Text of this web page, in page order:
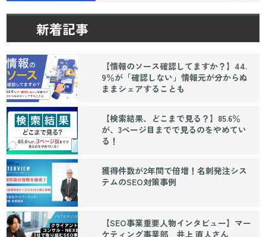
新着記事
【情報のソース確認してますか？】44.
9％が「確認しない」情報元が分からぬ
ままシェアすることも
【検索結果、どこまで見る？】85.6％
が、3ページ目までで見るのをやめてい
る！
獲得件数が2年間で倍増！名刺発注シス
テムのSEO対策事例
【SEO事業重要人物インタビュー】マー
ケティング事業部 井上 直人さん